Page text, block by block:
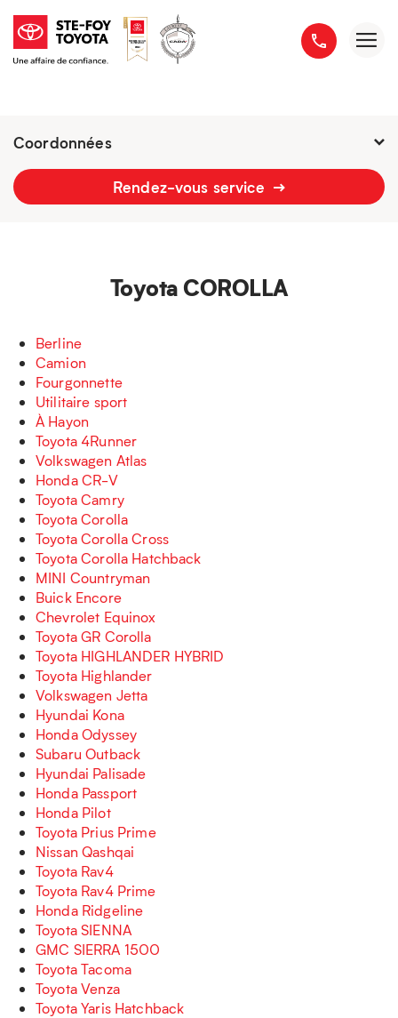
Coordonnées
7h - 18h
Rendez-vous service
Toyota COROLLA
Berline
Camion
Fourgonnette
Utilitaire sport
À Hayon
Toyota 4Runner
Volkswagen Atlas
Honda CR-V
Toyota Camry
Toyota Corolla
Toyota Corolla Cross
Toyota Corolla Hatchback
MINI Countryman
Buick Encore
Chevrolet Equinox
Toyota GR Corolla
Toyota HIGHLANDER HYBRID
Toyota Highlander
Volkswagen Jetta
Hyundai Kona
Honda Odyssey
Subaru Outback
Hyundai Palisade
Honda Passport
Honda Pilot
Toyota Prius Prime
Nissan Qashqai
Toyota Rav4
Toyota Rav4 Prime
Honda Ridgeline
Toyota SIENNA
GMC SIERRA 1500
Toyota Tacoma
Toyota Venza
Toyota Yaris Hatchback